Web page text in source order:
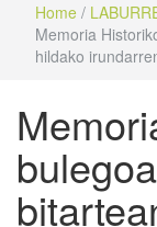
Home /
Memoria
hildako